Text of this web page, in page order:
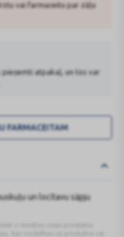
vai farmaceitu par zāļu
pieņemti atpakaļ, un tos var
FARMACEITAM
un locītavu sāpju